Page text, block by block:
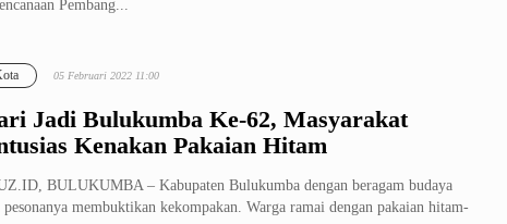
Pembang...
Jadi Bulukumba Ke-62, Masyarakat
Kenakan Pakaian Hitam
05 Februari 2022 11:00
BULUKUMBA – Kabupaten Bulukumba dengan beragam budaya
pesonanya membuktikan kekompakan. Warga ramai dengan pakaian hitam-